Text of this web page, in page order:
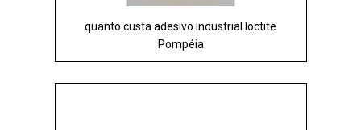
quanto custa adesivo industrial loctite
Pompéia